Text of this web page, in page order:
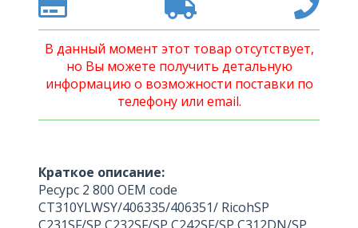
В данный момент этот товар отсутствует,
но Вы можете получить детальную
информацию о возможности поставки по
телефону или email.
Краткое описание:
Ресурс 2 800 OEM code
CT310YLWSY/406335/406351/ RicohSP